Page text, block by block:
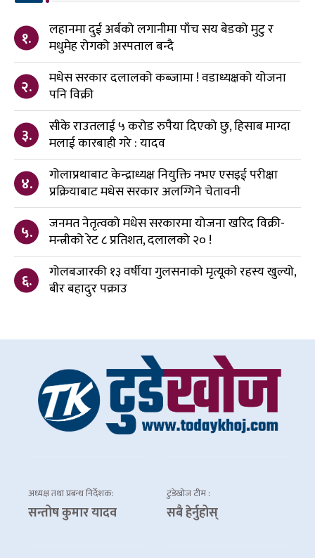
१.
लहानमा दुई अर्बको लगानीमा पाँच सय बेडको मुटु र
मधुमेह रोगको अस्पताल बन्दै
२.
मधेस सरकार दलालको कब्जामा ! वडाध्यक्षको योजना
पनि विक्री
३.
सीके राउतलाई ५ करोड रुपैया दिएको छु, हिसाब माग्दा
मलाई कारबाही गरे : यादव
४.
गोलाप्रथाबाट केन्द्राध्यक्ष नियुक्ति नभए एसइई परीक्षा
प्रक्रियाबाट मधेस सरकार अलग्गिने चेतावनी
५.
जनमत नेतृत्वको मधेस सरकारमा योजना खरिद विक्री-
मन्त्रीको रेट ८ प्रतिशत, दलालको २० !
६.
गोलबजारकी १३ वर्षीया गुलसनाको मृत्यूको रहस्य खुल्यो,
बीर बहादुर पक्राउ
अध्यक्ष तथा प्रबन्ध निर्देशक:
सन्तोष कुमार यादव
टुडेखोज टीम :
सबै हेर्नुहोस्